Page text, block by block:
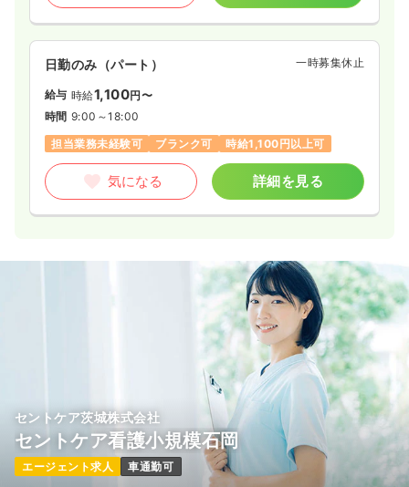
日勤のみ（パート） 一時募集休止
給与 時給1,100円〜
時間 9:00～18:00
担当業務未経験可
ブランク可 時給1,100円以上可
気になる 詳細を見る
セントケア茨城株式会社
セントケア看護小規模石岡
エージェント求人 車通勤可